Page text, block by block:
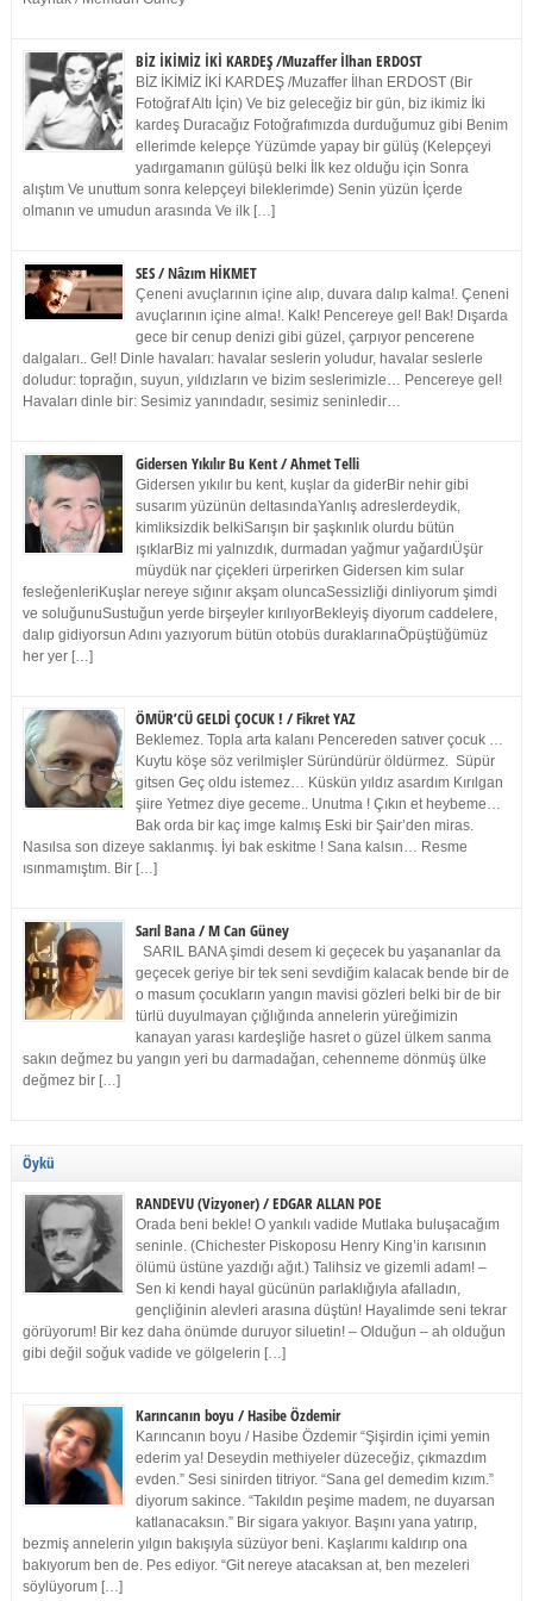
BİZ İKİMİZ İKİ KARDEŞ /Muzaffer İlhan ERDOST
BİZ İKİMİZ İKİ KARDEŞ /Muzaffer İlhan ERDOST (Bir
Fotoğraf Altı İçin) Ve biz geleceğiz bir gün, biz ikimiz İki
kardeş Duracağız Fotoğrafımızda durduğumuz gibi Benim
ellerimde kelepçe Yüzümde yapay bir gülüş (Kelepçeyi
yadırgamanın gülüşü belki İlk kez olduğu için Sonra
alıştım Ve unuttum sonra kelepçeyi bileklerimde) Senin yüzün İçerde
olmanın ve umudun arasında Ve ilk […]
SES / Nâzım HİKMET
Çeneni avuçlarının içine alıp, duvara dalıp kalma!. Çeneni
avuçlarının içine alma!. Kalk! Pencereye gel! Bak! Dışarda
gece bir cenup denizi gibi güzel, çarpıyor pencerene
dalgaları.. Gel! Dinle havaları: havalar seslerin yoludur, havalar seslerle
doludur: toprağın, suyun, yıldızların ve bizim seslerimizle… Pencereye gel!
Havaları dinle bir: Sesimiz yanındadır, sesimiz seninledir…
Gidersen Yıkılır Bu Kent / Ahmet Telli
Gidersen yıkılır bu kent, kuşlar da giderBir nehir gibi
susarım yüzünün deltasındaYanlış adreslerdeydik,
kimliksizdik belkiSarışın bir şaşkınlık olurdu bütün
ışıklarBiz mi yalnızdık, durmadan yağmur yağardıÜşür
müydük nar çiçekleri ürperirken Gidersen kim sular
fesleğenleriKuşlar nereye sığınır akşam oluncaSessizliği dinliyorum şimdi
ve soluğunuSustuğun yerde birşeyler kırılıyorBekleyiş diyorum caddelere,
dalıp gidiyorsun Adını yazıyorum bütün otobüs duraklarınaÖpüştüğümüz
her yer […]
ÖMÜR’CÜ GELDİ ÇOCUK ! / Fikret YAZ
Beklemez. Topla arta kalanı Pencereden satıver çocuk …
Kuytu köşe söz verilmişler Süründürür öldürmez. Süpür
gitsen Geç oldu istemez… Küskün yıldız asardım Kırılgan
şiire Yetmez diye geceme.. Unutma ! Çıkın et heybeme…
Bak orda bir kaç imge kalmış Eski bir Şair’den miras.
Nasılsa son dizeye saklanmış. İyi bak eskitme ! Sana kalsın… Resme
ısınmamıştım. Bir […]
Sarıl Bana / M Can Güney
SARIL BANA şimdi desem ki geçecek bu yaşananlar da
geçecek geriye bir tek seni sevdiğim kalacak bende bir de
o masum çocukların yangın mavisi gözleri belki bir de bir
türlü duyulmayan çığlığında annelerin yüreğimizin
kanayan yarası kardeşliğe hasret o güzel ülkem sanma
sakın değmez bu yangın yeri bu darmadağan, cehenneme dönmüş ülke
değmez bir […]
Öykü
RANDEVU (Vizyoner) / EDGAR ALLAN POE
Orada beni bekle! O yankılı vadide Mutlaka buluşacağım
seninle. (Chichester Piskoposu Henry King’in karısının
ölümü üstüne yazdığı ağıt.) Talihsiz ve gizemli adam! –
Sen ki kendi hayal gücünün parlaklığıyla afalladın,
gençliğinin alevleri arasına düştün! Hayalimde seni tekrar
görüyorum! Bir kez daha önümde duruyor siluetin! – Olduğun – ah olduğun
gibi değil soğuk vadide ve gölgelerin […]
Karıncanın boyu / Hasibe Özdemir
Karıncanın boyu / Hasibe Özdemir “Şişirdin içimi yemin
ederim ya! Deseydin methiyeler düzeceğiz, çıkmazdım
evden.” Sesi sinirden titriyor. “Sana gel demedim kızım.”
diyorum sakince. “Takıldın peşime madem, ne duyarsan
katlanacaksın.” Bir sigara yakıyor. Başını yana yatırıp,
bezmiş annelerin yılgın bakışıyla süzüyor beni. Kaşlarımı kaldırıp ona
bakıyorum ben de. Pes ediyor. “Git nereye atacaksan at, ben mezeleri
söylüyorum […]